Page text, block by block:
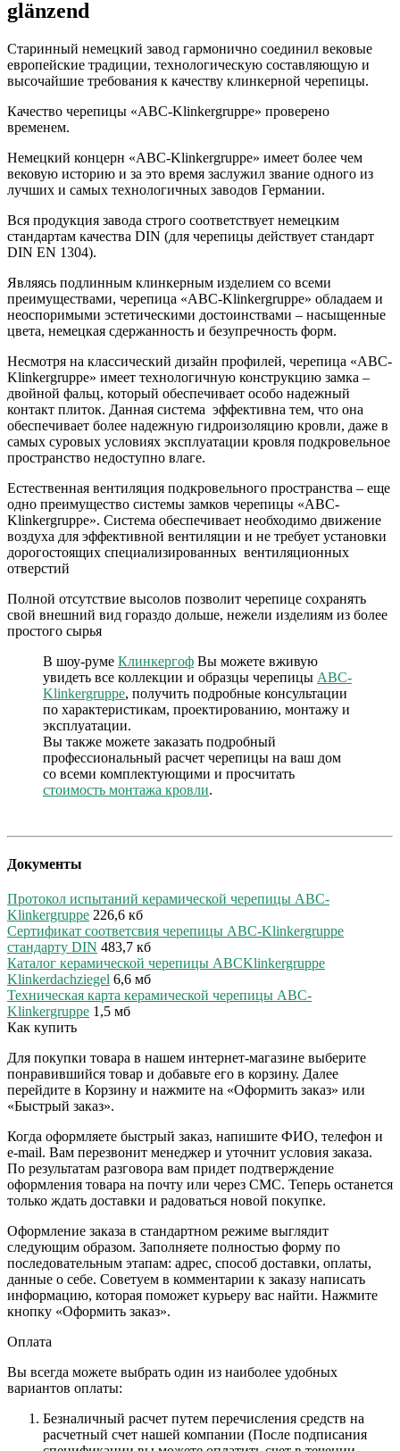
glänzend
Старинный немецкий завод гармонично соединил вековые
европейские традиции, технологическую составляющую и
высочайшие требования к качеству клинкерной черепицы.
Качество черепицы «ABC-Klinkergruppe» проверено
временем.
Немецкий концерн «ABC-Klinkergruppe» имеет более чем
вековую историю и за это время заслужил звание одного из
лучших и самых технологичных заводов Германии.
Вся продукция завода строго соответствует немецким
стандартам качества DIN (для черепицы действует стандарт
DIN EN 1304).
Являясь подлинным клинкерным изделием со всеми
преимуществами, черепица «ABC-Klinkergruppe» обладаем и
неоспоримыми эстетическими достоинствами – насыщенные
цвета, немецкая сдержанность и безупречность форм.
Несмотря на классический дизайн профилей, черепица «ABC-
Klinkergruppe» имеет технологичную конструкцию замка –
двойной фальц, который обеспечивает особо надежный
контакт плиток. Данная система эффективна тем, что она
обеспечивает более надежную гидроизоляцию кровли, даже в
самых суровых условиях эксплуатации кровля подкровельное
пространство недоступно влаге.
Естественная вентиляция подкровельного пространства – еще
одно преимущество системы замков черепицы «ABC-
Klinkergruppe». Система обеспечивает необходимо движение
воздуха для эффективной вентиляции и не требует установки
дорогостоящих специализированных вентиляционных
отверстий
Полной отсутствие высолов позволит черепице сохранять
свой внешний вид гораздо дольше, нежели изделиям из более
простого сырья
В шоу-руме Клинкергоф Вы можете вживую
увидеть все коллекции и образцы черепицы ABC-
Klinkergruppe, получить подробные консультации
по характеристикам, проектированию, монтажу и
эксплуатации.
Вы также можете заказать подробный
профессиональный расчет черепицы на ваш дом
со всеми комплектующими и просчитать
стоимость монтажа кровли.
Документы
Протокол испытаний керамической черепицы ABC-
Klinkergruppe 226,6 кб
Сертификат соответсвия черепицы ABC-Klinkergruppe
стандарту DIN 483,7 кб
Каталог керамической черепицы ABCKlinkergruppe
Klinkerdachziegel 6,6 мб
Техническая карта керамической черепицы ABC-
Klinkergruppe 1,5 мб
Как купить
Для покупки товара в нашем интернет-магазине выберите
понравившийся товар и добавьте его в корзину. Далее
перейдите в Корзину и нажмите на «Оформить заказ» или
«Быстрый заказ».
Когда оформляете быстрый заказ, напишите ФИО, телефон и
e-mail. Вам перезвонит менеджер и уточнит условия заказа.
По результатам разговора вам придет подтверждение
оформления товара на почту или через СМС. Теперь останется
только ждать доставки и радоваться новой покупке.
Оформление заказа в стандартном режиме выглядит
следующим образом. Заполняете полностью форму по
последовательным этапам: адрес, способ доставки, оплаты,
данные о себе. Советуем в комментарии к заказу написать
информацию, которая поможет курьеру вас найти. Нажмите
кнопку «Оформить заказ».
Оплата
Вы всегда можете выбрать один из наиболее удобных
вариантов оплаты:
Безналичный расчет путем перечисления средств на
расчетный счет нашей компании (После подписания